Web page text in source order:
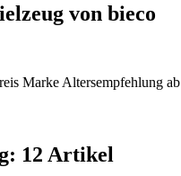
von bieco
Marke Altersempfehlung ab
12 Artikel